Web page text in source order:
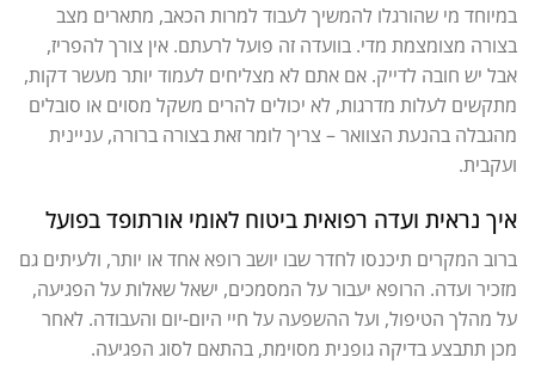
במיוחד מי שהורגלו להמשיך לעבוד למרות הכאב, מתארים מצב
בצורה מצומצמת מדי. בוועדה זה פועל לרעתם. אין צורך להפריז,
אבל יש חובה לדייק. אם אתם לא מצליחים לעמוד יותר מעשר דקות,
מתקשים לעלות מדרגות, לא יכולים להרים משקל מסוים או סובלים
מהגבלה בהנעת הצוואר – צריך לומר זאת בצורה ברורה, עניינית
ועקבית.
איך נראית ועדה רפואית ביטוח לאומי אורתופד בפועל
ברוב המקרים תיכנסו לחדר שבו יושב רופא אחד או יותר, ולעיתים גם
מזכיר ועדה. הרופא יעבור על המסמכים, ישאל שאלות על הפגיעה,
על מהלך הטיפול, ועל ההשפעה על חיי היום-יום והעבודה. לאחר
מכן תתבצע בדיקה גופנית מסוימת, בהתאם לסוג הפגיעה.